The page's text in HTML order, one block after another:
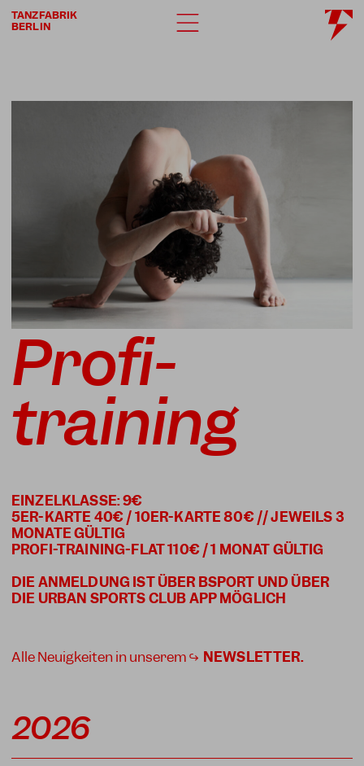
TANZFABRIK
BERLIN
Profi­
training
EINZELKLASSE: 9€
5ER-KARTE 40€ / 10ER-KARTE 80€ // JEWEILS 3
MONATE GÜLTIG
PROFI-TRAINING-FLAT 110€ / 1 MONAT GÜLTIG
DIE ANMELDUNG IST ÜBER BSPORT UND ÜBER
Alle Neuigkeiten in unserem ↪ NEWSLETTER.
2026